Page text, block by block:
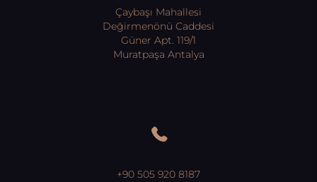
Çaybaşı Mahallesi
Değirmenönü Caddesi
Güner Apt. 119/1
Muratpaşa Antalya
+90 505 920 8187